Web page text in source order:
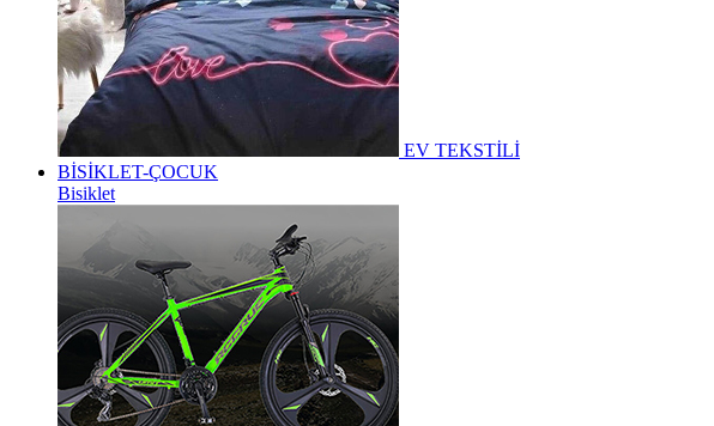
EV TEKSTİLİ
BİSİKLET-ÇOCUK
Bisiklet